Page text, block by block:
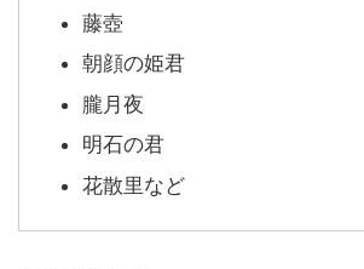
藤壺
朝顔の姫君
朧月夜
明石の君
花散里など